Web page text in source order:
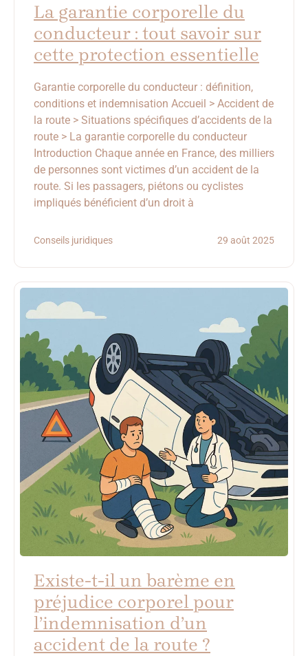
La garantie corporelle du
conducteur : tout savoir sur
cette protection essentielle
Garantie corporelle du conducteur : définition,
conditions et indemnisation Accueil > Accident de
la route > Situations spécifiques d’accidents de la
route > La garantie corporelle du conducteur
Introduction Chaque année en France, des milliers
de personnes sont victimes d’un accident de la
route. Si les passagers, piétons ou cyclistes
impliqués bénéficient d’un droit à
Conseils juridiques 29 août 2025
Existe-t-il un barème en
préjudice corporel pour
l’indemnisation d’un
accident de la route ?